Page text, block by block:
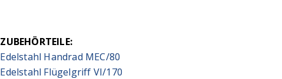
ZUBEHÖRTEILE:
Edelstahl Handrad MEC/80
Edelstahl Flügelgriff VI/170